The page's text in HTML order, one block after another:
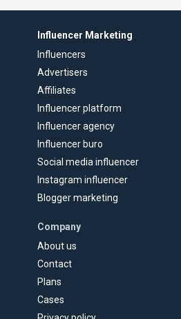
Influencer Marketing
Influencers
Advertisers
Affiliates
Influencer platform
Influencer agency
Influencer buro
Social media influencer
Instagram influencer
Blogger marketing
Company
About us
Contact
Plans
Cases